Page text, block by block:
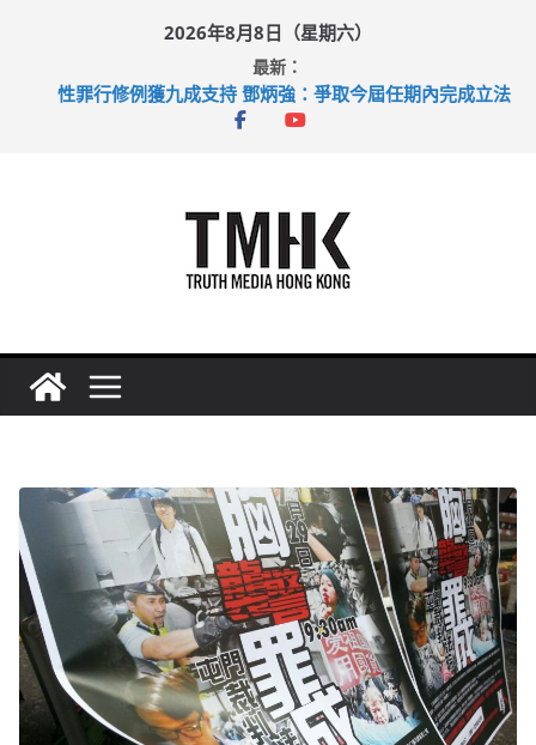
content
2026年8月8日（星期六）
最新：
拜仁熱身賽挫維拉 啟德主場館奪錦標
性罪行修例獲九成支持 鄧炳強：爭取今屆任期內完成立法